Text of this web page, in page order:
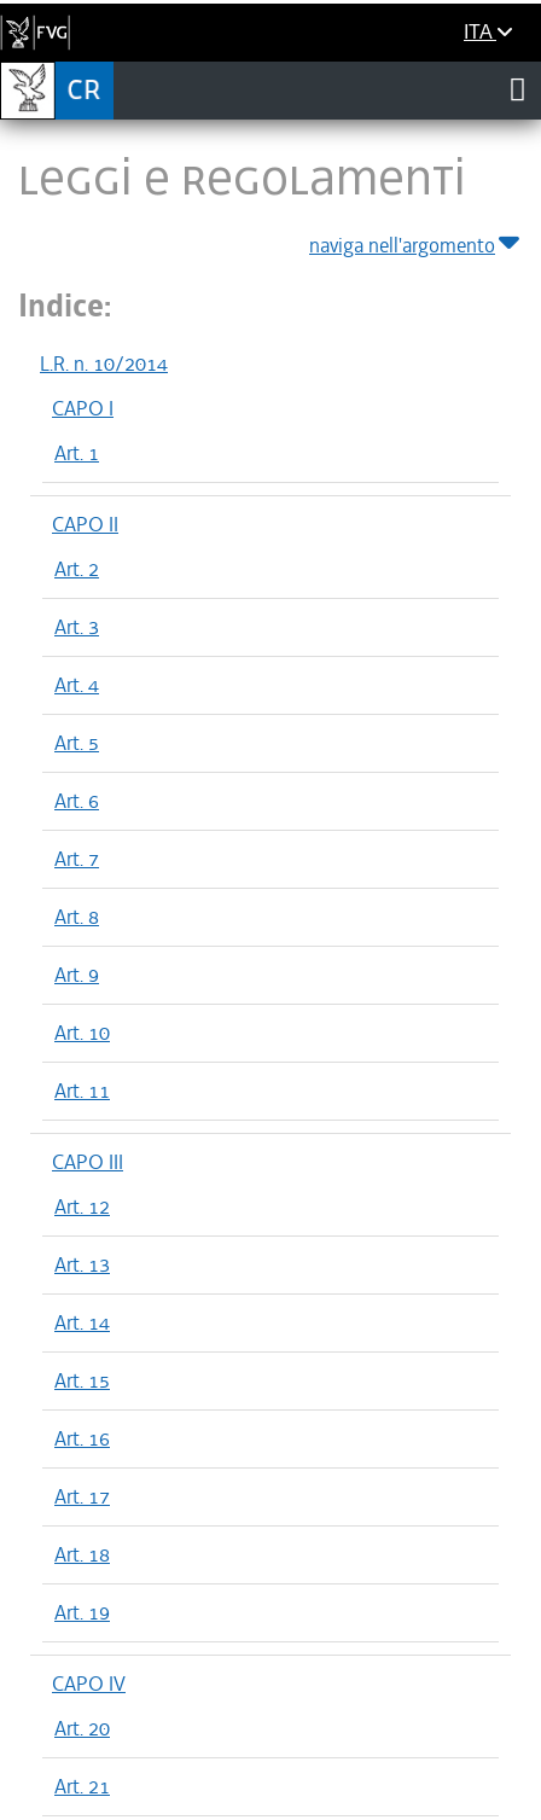
ITA
LEGGI E REGOLAMENTI
naviga nell'argomento
Indice:
L.R. n. 10/2014
CAPO I
Art. 1
CAPO II
Art. 2
Art. 3
Art. 4
Art. 5
Art. 6
Art. 7
Art. 8
Art. 9
Art. 10
Art. 11
CAPO III
Art. 12
Art. 13
Art. 14
Art. 15
Art. 16
Art. 17
Art. 18
Art. 19
CAPO IV
Art. 20
Art. 21